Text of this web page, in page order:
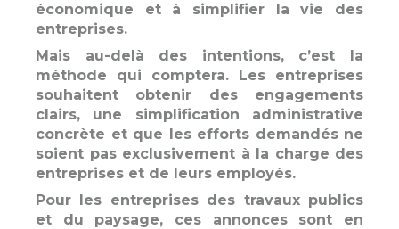
économique et à simplifier la vie des
entreprises.
Mais au-delà des intentions, c’est la
méthode qui comptera. Les entreprises
souhaitent obtenir des engagements
clairs, une simplification administrative
concrète et que les efforts demandés ne
soient pas exclusivement à la charge des
entreprises et de leurs employés.
Pour les entreprises des travaux publics
et du paysage, ces annonces sont en